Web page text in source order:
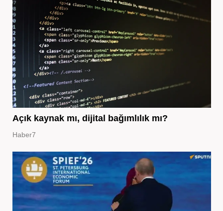
Açık kaynak mı, dijital bağımlılık mı?
Haber7